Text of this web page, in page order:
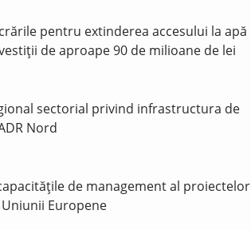
pentru extinderea accesului la apă
de aproape 90 de milioane de lei
sectorial privind infrastructura de
Nord
de management al proiectelor
Europene